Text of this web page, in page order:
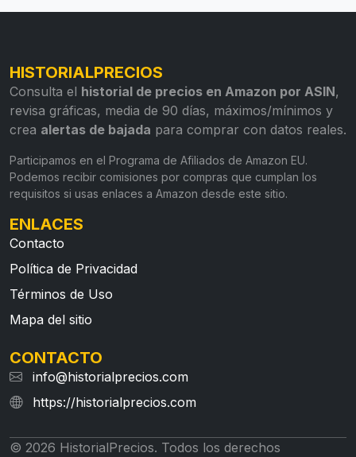
HISTORIALPRECIOS
Consulta el historial de precios en Amazon por ASIN,
revisa gráficas, media de 90 días, máximos/mínimos y
crea alertas de bajada para comprar con datos reales.
Participamos en el Programa de Afiliados de Amazon EU.
Podemos recibir comisiones por compras que cumplan los
requisitos si usas enlaces a Amazon desde este sitio.
ENLACES
Contacto
Política de Privacidad
Términos de Uso
Mapa del sitio
CONTACTO
info@historialprecios.com
https://historialprecios.com
© 2026 HistorialPrecios. Todos los derechos